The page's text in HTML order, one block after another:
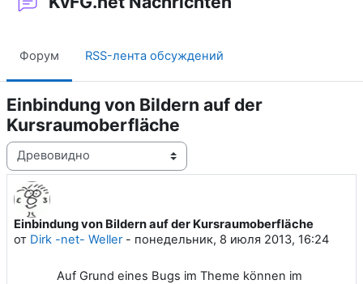
Форум RSS-лента обсуждений
Einbindung von Bildern auf der
Kursraumoberfläche
Режим отображения
Einbindung von Bildern auf der Kursraumoberfläche
от Dirk -net- Weller- понедельник, 8 июля 2013, 16:24
Количество ответов: 0
Auf Grund eines Bugs im Theme können im